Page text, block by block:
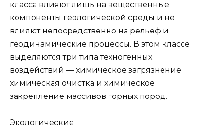
класса влияют лишь на ве­щественные
компоненты геологической среды и не
влияют непосредственно на рельеф и
геодинамические процессы. В этом классе
выделяются три типа тех­ногенных
воздействий — химическое загрязнение,
химическая очистка и химиче­ское
закрепление массивов горных пород.
Экологические